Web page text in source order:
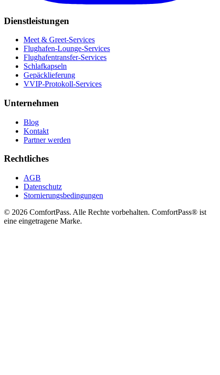
Dienstleistungen
Meet & Greet-Services
Flughafen-Lounge-Services
Flughafentransfer-Services
Schlafkapseln
Gepäcklieferung
VVIP-Protokoll-Services
Unternehmen
Blog
Kontakt
Partner werden
Rechtliches
AGB
Datenschutz
Stornierungsbedingungen
© 2026 ComfortPass. Alle Rechte vorbehalten. ComfortPass® ist
eine eingetragene Marke.